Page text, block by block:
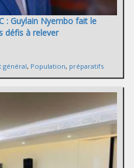
: Guylain Nyembo fait le
défis à relever
général, Population, préparatifs